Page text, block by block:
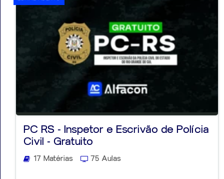
PC RS - Inspetor e Escrivão de Polícia
Civil - Gratuito
17 Matérias 75 Aulas